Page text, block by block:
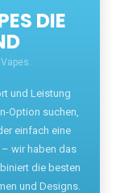
DIE
und Leistung
Option suchen,
einfach eine
wir haben das
die besten
und Designs.